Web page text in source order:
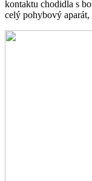
kontaktu chodidla s
celý pohybový